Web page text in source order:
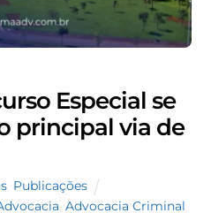
Especial se
principal via de
, Publicações
,Advocacia Criminal